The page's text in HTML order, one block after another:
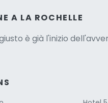
A LA ROCHELLE
è già l'inizio